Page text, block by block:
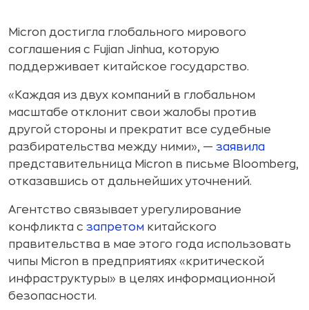
Micron достигла глобального мирового
соглашения с Fujian Jinhua, которую
поддерживает китайское государство.
«Каждая из двух компаний в глобальном
масштабе отклонит свои жалобы против
другой стороны и прекратит все судебные
разбирательства между ними», — заявила
представительница Micron в письме Bloomberg,
отказавшись от дальнейших уточнений.
Агентство связывает урегулирование
конфликта с запретом китайского
правительства в мае этого года использовать
чипы Micron в предприятиях «критической
инфраструктуры» в целях информационной
безопасности.